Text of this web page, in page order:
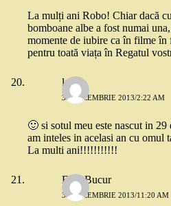
La mulți ani Robo! Chiar dacă
bomboane albe a fost numai
momente de iubire ca în filme în
pentru toată viața în Regatul
lala
30 DECEMBRIE 2013/2:22 AM
🙂 si sotul meu este nascut in 29
am inteles in acelasi an cu omul
La multi ani!!!!!!!!!!!
Ema Bucur
30 DECEMBRIE 2013/11:20 AM